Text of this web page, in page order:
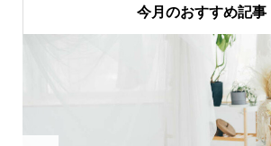
今月のおすすめ記事